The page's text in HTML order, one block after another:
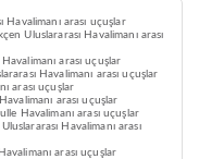
arası uçuşlar
Uluslararası Havalimanı arası
arası uçuşlar
Havalimanı arası uçuşlar
arası uçuşlar
arası uçuşlar
Havalimanı arası uçuşlar
Havalimanı arası
arası uçuşlar